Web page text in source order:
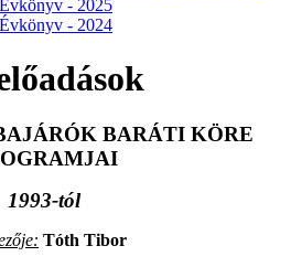
- 2025
- 2024
BARÁTI KÖRE
1993-tól
Tóth Tibor